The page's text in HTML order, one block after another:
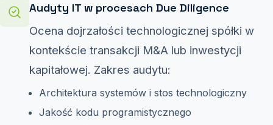
Audyty IT w procesach Due Diligence
Ocena dojrzałości technologicznej spółki w
kontekście transakcji M&A lub inwestycji
kapitałowej. Zakres audytu:
Architektura systemów i stos technologiczny
Jakość kodu programistycznego